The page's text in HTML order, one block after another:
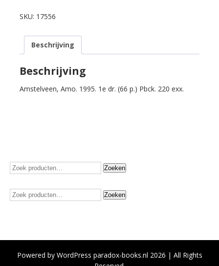
Borgerocco
De
dood
Borgerhout.
voor
SKU: 17556
Beschrijving
Beschrijving
Amstelveen, Amo. 1995. 1e dr. (66 p.) Pbck. 220 exx.
Zoeken
naar:
Zoeken
Zoeken
naar:
Zoeken
Powered by WordPress paradox-books.nl 2026 | All Rights